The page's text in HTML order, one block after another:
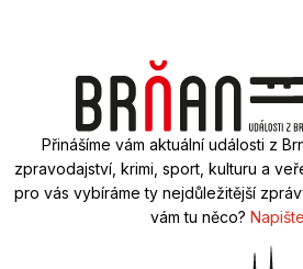
Přinášíme vám aktuální události z
zpravodajství, krimi, sport, kulturu a
pro vás vybíráme ty nejdůležitější
vám tu něco?